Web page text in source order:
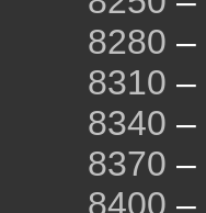
8280 –
8310 –
8340 –
8370 –
8400 –